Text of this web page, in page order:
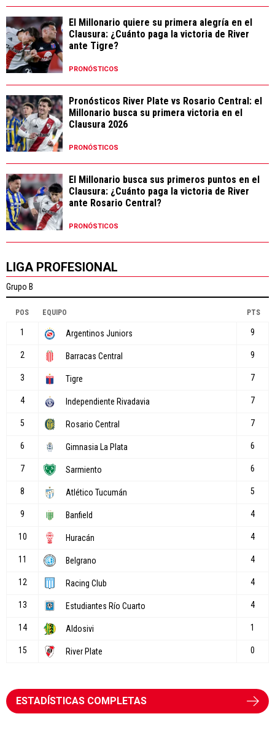
El Millonario quiere su primera alegría en el
Clausura: ¿Cuánto paga la victoria de River
ante Tigre?
PRONÓSTICOS
Pronósticos River Plate vs Rosario Central: el
Millonario busca su primera victoria en el
Clausura 2026
PRONÓSTICOS
El Millonario busca sus primeros puntos en el
Clausura: ¿Cuánto paga la victoria de River
ante Rosario Central?
PRONÓSTICOS
LIGA PROFESIONAL
ESTADÍSTICAS COMPLETAS